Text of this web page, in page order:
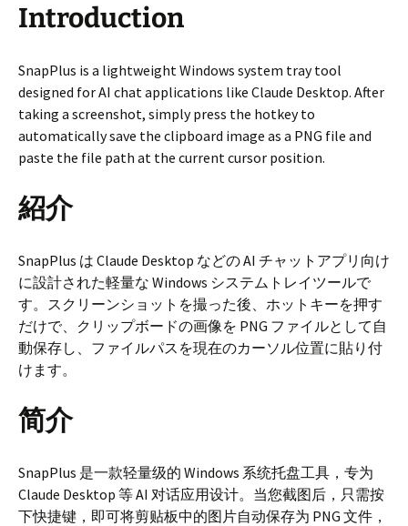
Introduction
SnapPlus is a lightweight Windows system tray tool
designed for AI chat applications like Claude Desktop. After
taking a screenshot, simply press the hotkey to
automatically save the clipboard image as a PNG file and
paste the file path at the current cursor position.
紹介
SnapPlus は Claude Desktop などの AI チャットアプリ向け
に設計された軽量な Windows システムトレイツールで
す。スクリーンショットを撮った後、ホットキーを押す
だけで、クリップボードの画像を PNG ファイルとして自
動保存し、ファイルパスを現在のカーソル位置に貼り付
けます。
简介
SnapPlus 是一款轻量级的 Windows 系统托盘工具，专为
Claude Desktop 等 AI 对话应用设计。当您截图后，只需按
下快捷键，即可将剪贴板中的图片自动保存为 PNG 文件，